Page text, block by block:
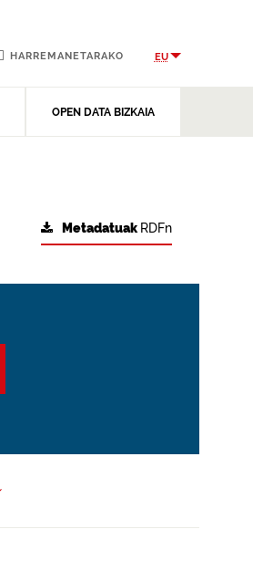
OPEN DATA BIZKAIA
HARREMANETARAKO EU
Metadatuak RDFn